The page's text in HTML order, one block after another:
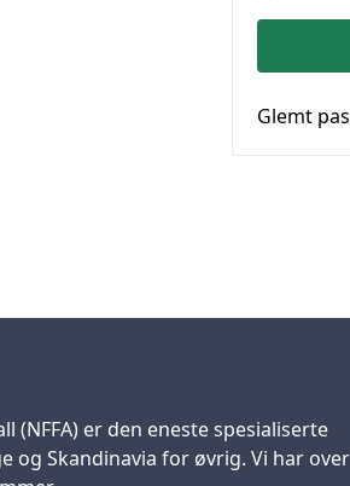
Glemt
(NFFA) er den eneste spesialiserte
og Skandinavia for øvrig. Vi har